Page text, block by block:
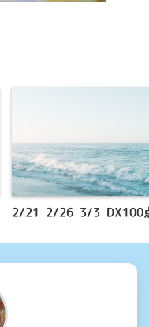
2/21 2/26 3/3 DX100